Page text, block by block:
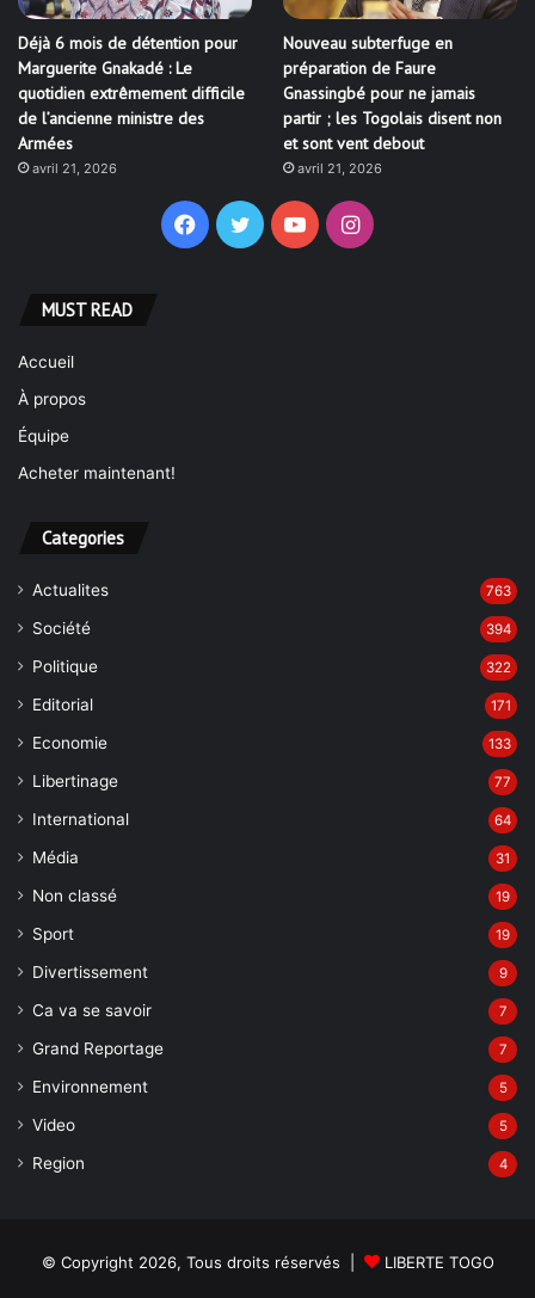
Déjà 6 mois de détention pour
Marguerite Gnakadé : Le
quotidien extrêmement difficile
de l’ancienne ministre des
Armées
avril 21, 2026
Nouveau subterfuge en
préparation de Faure
Gnassingbé pour ne jamais
partir ; les Togolais disent non
et sont vent debout
avril 21, 2026
Facebook
TwitterYouTubeInstagram
MUST READ
Accueil
À propos
Équipe
Acheter maintenant!
Categories
Actualites 763
Société 394
Politique 322
Editorial 171
Economie 133
Libertinage 77
International 64
Média 31
Non classé 19
Sport 19
Divertissement 9
Ca va se savoir 7
Grand Reportage 7
Environnement 5
Video 5
Region 4
© Copyright 2026, Tous droits réservés | LIBERTE TOGO